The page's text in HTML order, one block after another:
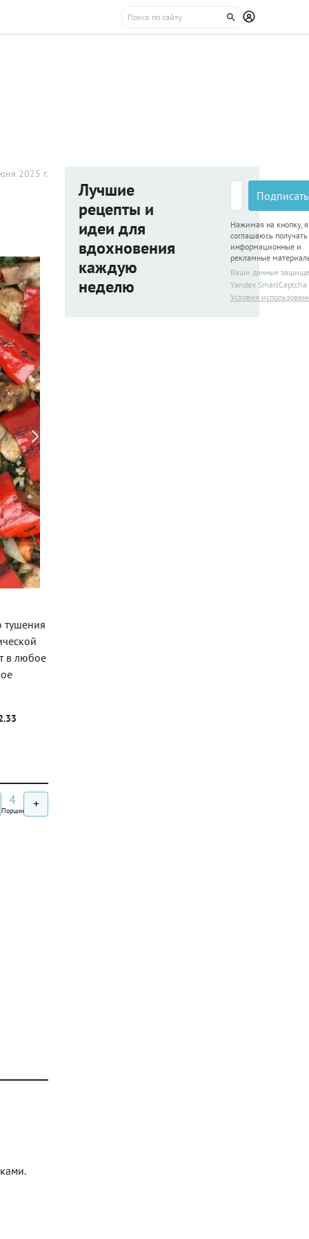
2025 г.
тушения
в любое
4
Порции +
Лучшие
рецепты и
идеи для
вдохновения
каждую
неделю
Нажимая на кнопку, я
соглашаюсь получать
информационные и
рекламные
Ваши данные
Yandex SmartCaptcha
Условия